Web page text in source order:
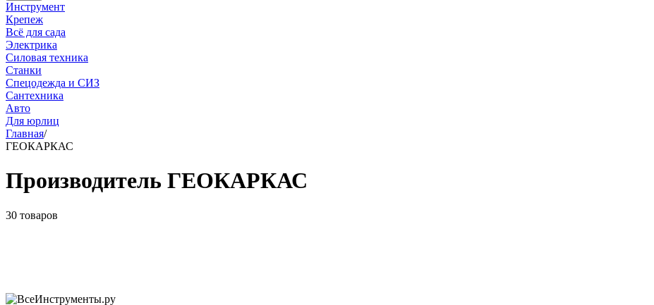
Инструмент
Крепеж
Всё для сада
Электрика
Силовая техника
Станки
Спецодежда и СИЗ
Сантехника
Авто
Для юрлиц
Главная/
ГЕОКАРКАС
Производитель ГЕОКАРКАС
30 товаров